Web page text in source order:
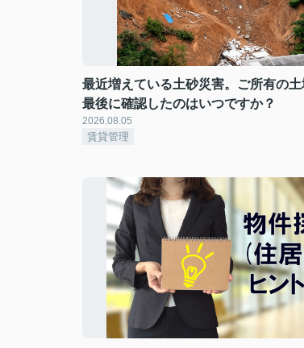
最近増えている土砂災害。ご所有の土
最後に確認したのはいつですか？
2026.08.05
賃貸管理